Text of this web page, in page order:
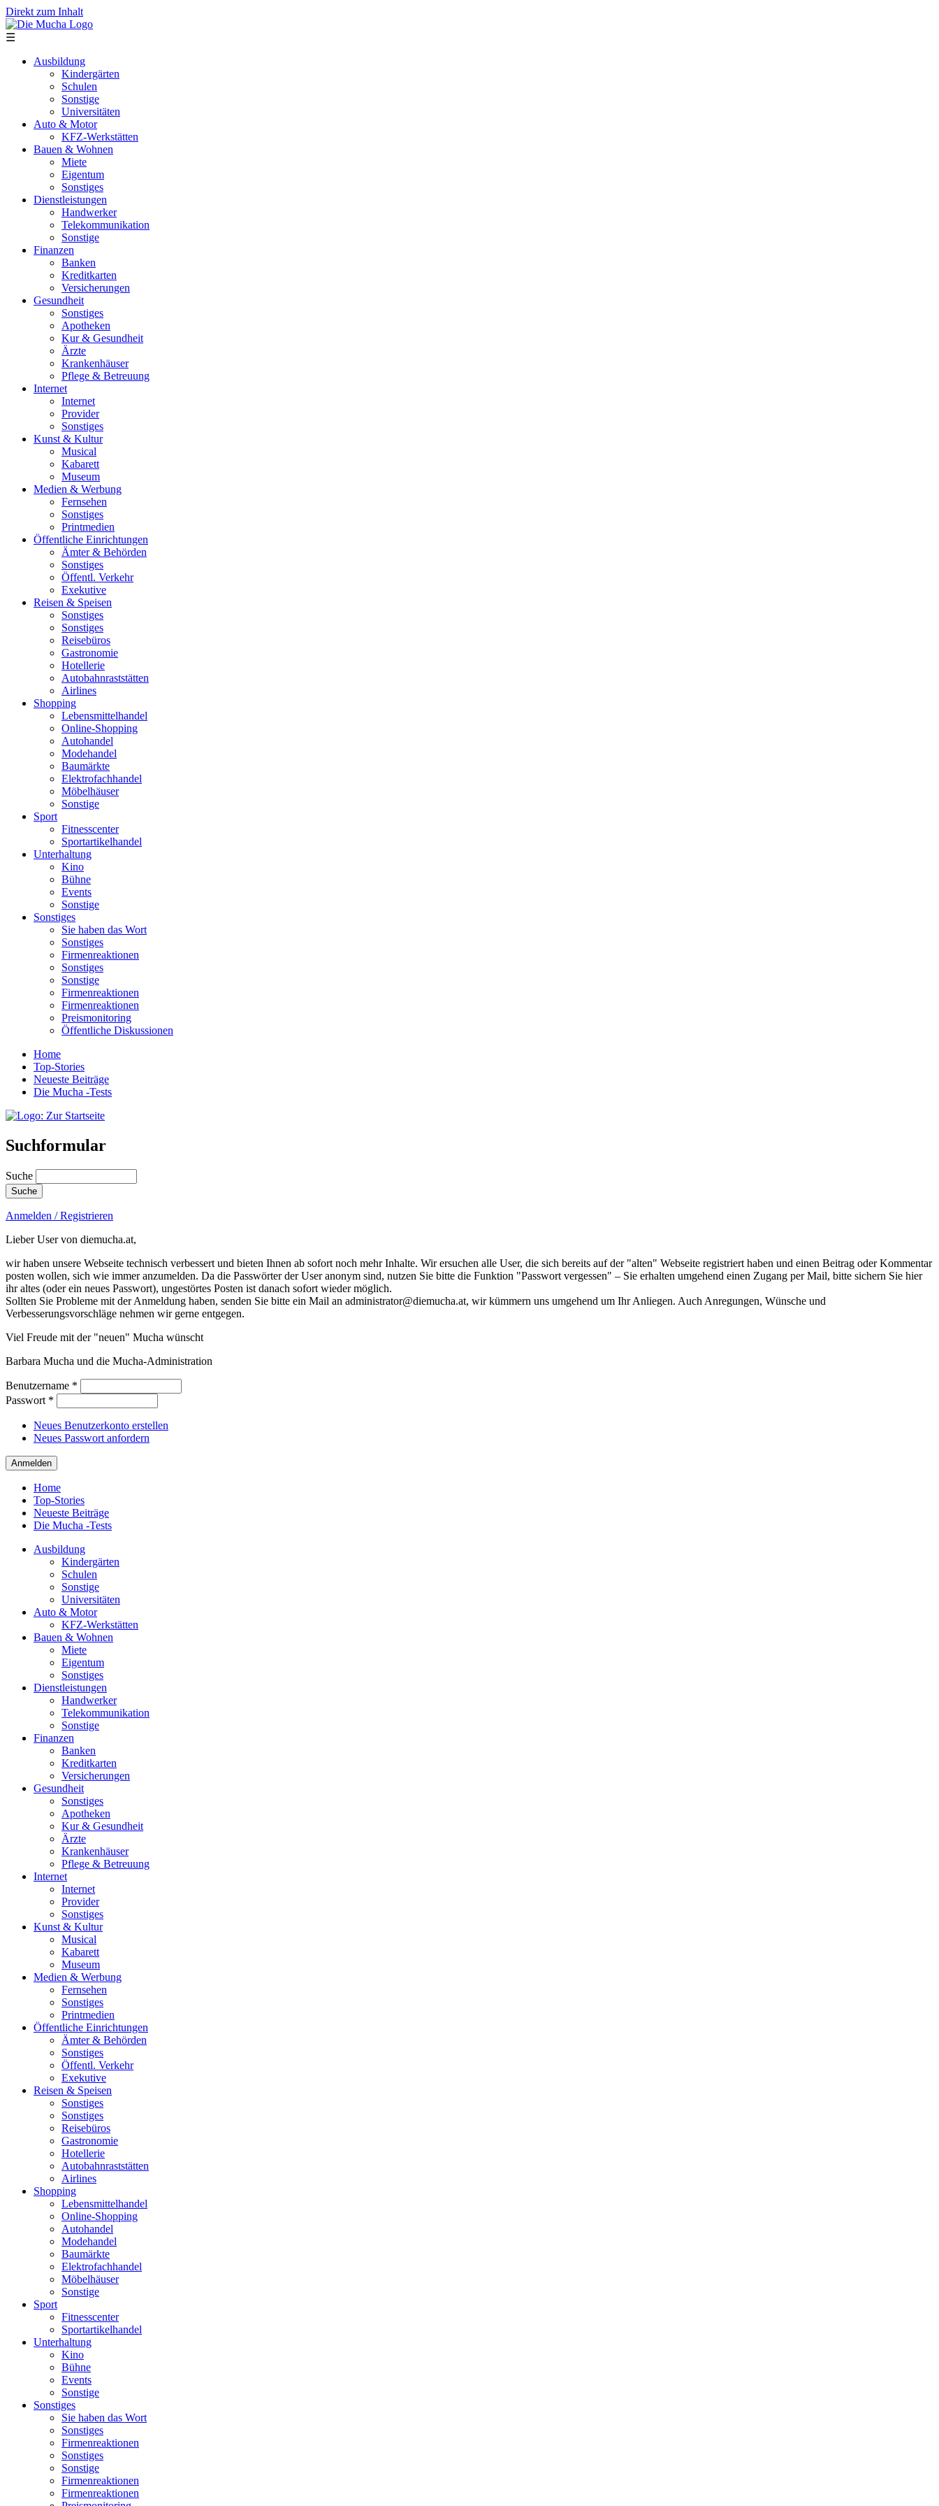
Direkt zum Inhalt
☰
Ausbildung
Kindergärten
Schulen
Sonstige
Universitäten
Auto & Motor
KFZ-Werkstätten
Bauen & Wohnen
Miete
Eigentum
Sonstiges
Dienstleistungen
Handwerker
Telekommunikation
Sonstige
Finanzen
Banken
Kreditkarten
Versicherungen
Gesundheit
Sonstiges
Apotheken
Kur & Gesundheit
Ärzte
Krankenhäuser
Pflege & Betreuung
Internet
Internet
Provider
Sonstiges
Kunst & Kultur
Musical
Kabarett
Museum
Medien & Werbung
Fernsehen
Sonstiges
Printmedien
Öffentliche Einrichtungen
Ämter & Behörden
Sonstiges
Öffentl. Verkehr
Exekutive
Reisen & Speisen
Sonstiges
Sonstiges
Reisebüros
Gastronomie
Hotellerie
Autobahnraststätten
Airlines
Shopping
Lebensmittelhandel
Online-Shopping
Autohandel
Modehandel
Baumärkte
Elektrofachhandel
Möbelhäuser
Sonstige
Sport
Fitnesscenter
Sportartikelhandel
Unterhaltung
Kino
Bühne
Events
Sonstige
Sonstiges
Sie haben das Wort
Sonstiges
Firmenreaktionen
Sonstiges
Sonstige
Firmenreaktionen
Firmenreaktionen
Preismonitoring
Öffentliche Diskussionen
Home
Top-Stories
Neueste Beiträge
Die Mucha -Tests
Suchformular
Suche
Anmelden / Registrieren
Lieber User von diemucha.at,
wir haben unsere Webseite technisch verbessert und bieten Ihnen ab sofort noch mehr Inhalte. Wir ersuchen alle User, die sich bereits auf der "alten" Webseite registriert haben und einen Beitrag oder Kommentar
posten wollen, sich wie immer anzumelden. Da die Passwörter der User anonym sind, nutzen Sie bitte die Funktion "Passwort vergessen" – Sie erhalten umgehend einen Zugang per Mail, bitte sichern Sie hier
ihr altes (oder ein neues Passwort), ungestörtes Posten ist danach sofort wieder möglich.
Sollten Sie Probleme mit der Anmeldung haben, senden Sie bitte ein Mail an administrator@diemucha.at, wir kümmern uns umgehend um Ihr Anliegen. Auch Anregungen, Wünsche und
Verbesserungsvorschläge nehmen wir gerne entgegen.
Viel Freude mit der "neuen" Mucha wünscht
Barbara Mucha und die Mucha-Administration
Benutzername *
Passwort *
Neues Benutzerkonto erstellen
Neues Passwort anfordern
Home
Top-Stories
Neueste Beiträge
Die Mucha -Tests
Ausbildung
Kindergärten
Schulen
Sonstige
Universitäten
Auto & Motor
KFZ-Werkstätten
Bauen & Wohnen
Miete
Eigentum
Sonstiges
Dienstleistungen
Handwerker
Telekommunikation
Sonstige
Finanzen
Banken
Kreditkarten
Versicherungen
Gesundheit
Sonstiges
Apotheken
Kur & Gesundheit
Ärzte
Krankenhäuser
Pflege & Betreuung
Internet
Internet
Provider
Sonstiges
Kunst & Kultur
Musical
Kabarett
Museum
Medien & Werbung
Fernsehen
Sonstiges
Printmedien
Öffentliche Einrichtungen
Ämter & Behörden
Sonstiges
Öffentl. Verkehr
Exekutive
Reisen & Speisen
Sonstiges
Sonstiges
Reisebüros
Gastronomie
Hotellerie
Autobahnraststätten
Airlines
Shopping
Lebensmittelhandel
Online-Shopping
Autohandel
Modehandel
Baumärkte
Elektrofachhandel
Möbelhäuser
Sonstige
Sport
Fitnesscenter
Sportartikelhandel
Unterhaltung
Kino
Bühne
Events
Sonstige
Sonstiges
Sie haben das Wort
Sonstiges
Firmenreaktionen
Sonstiges
Sonstige
Firmenreaktionen
Firmenreaktionen